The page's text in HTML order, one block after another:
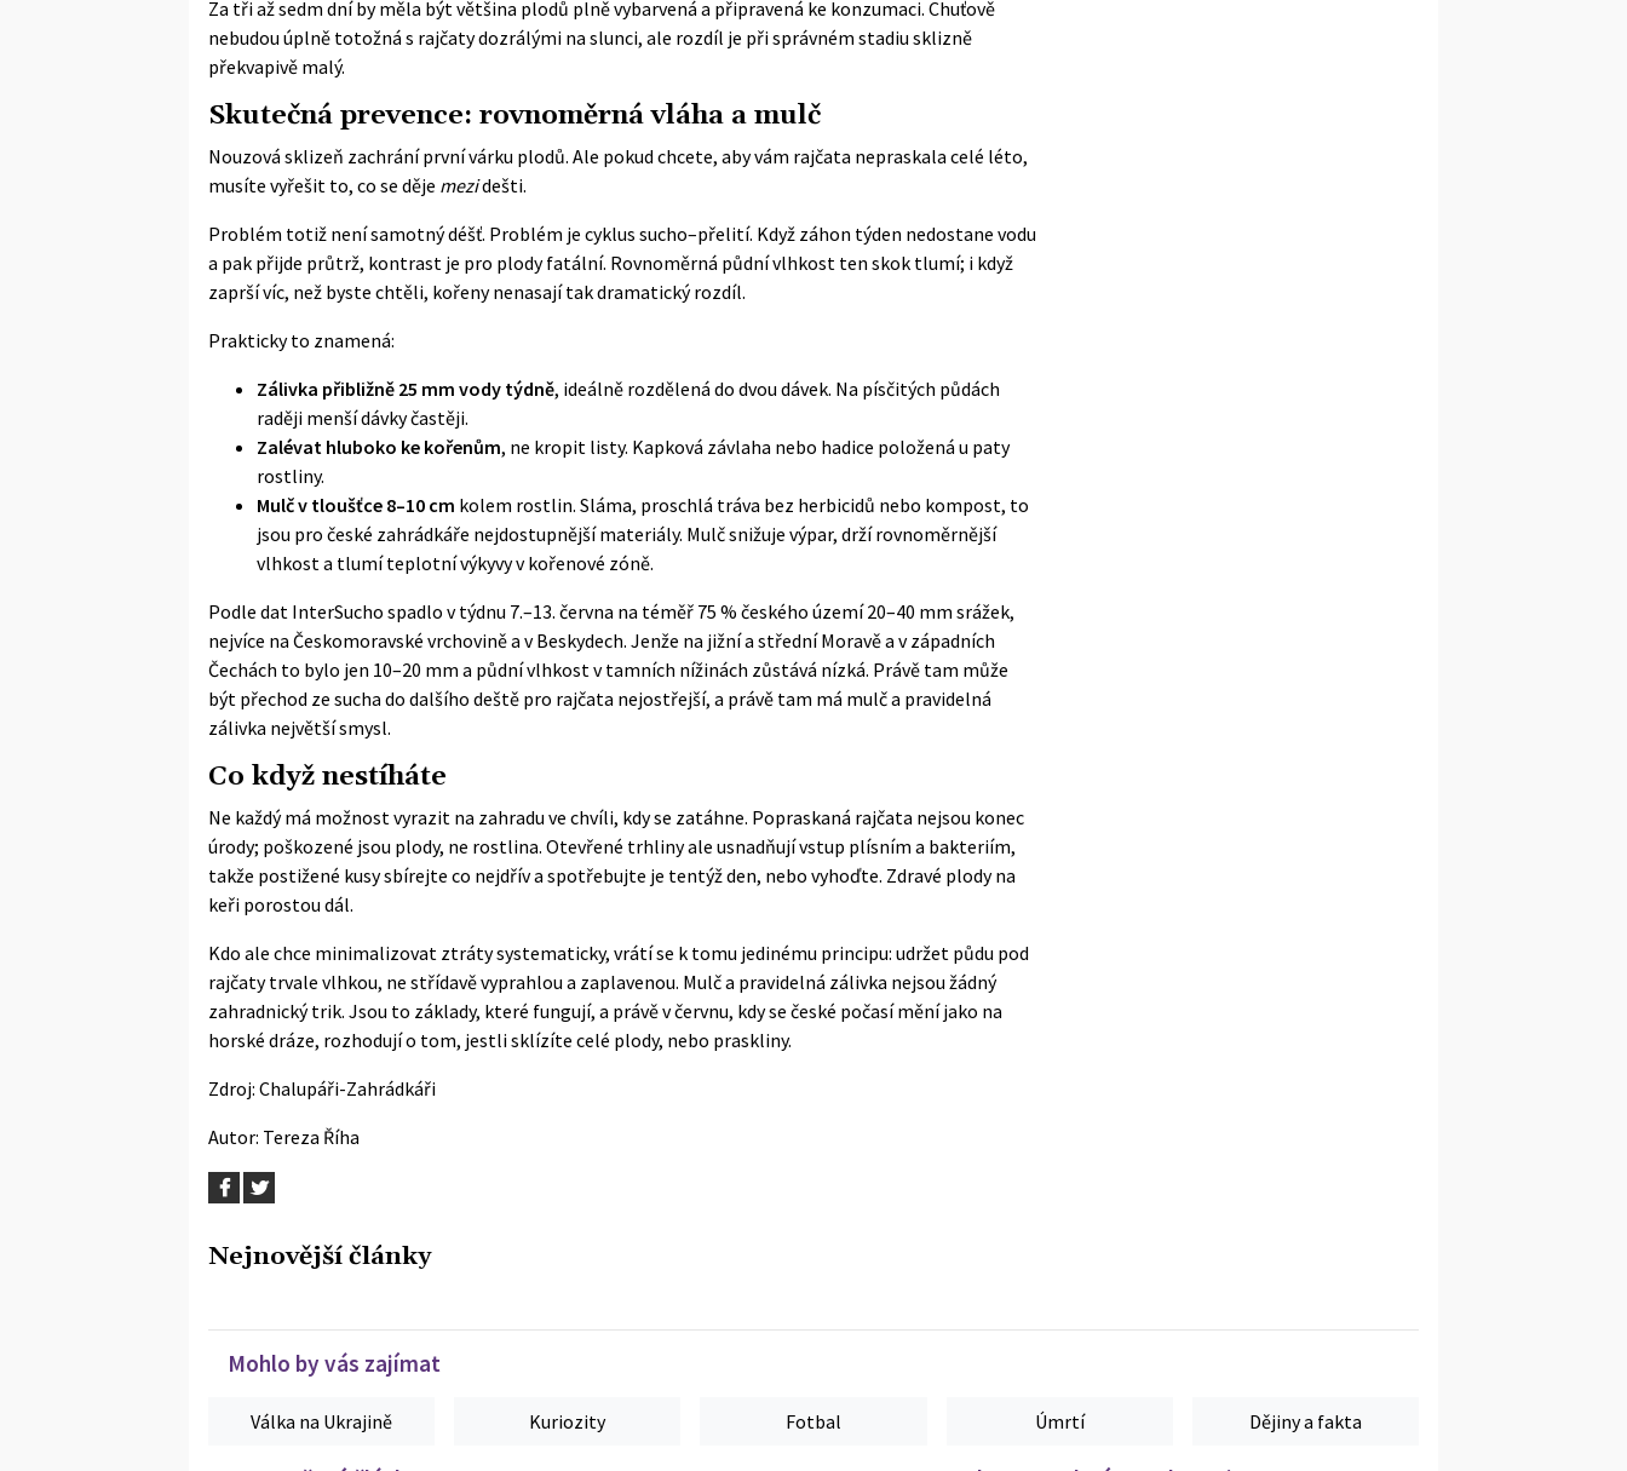
Za tři až sedm dní by měla být většina plodů plně vybarvená a připravená ke konzumaci. Chuťově
nebudou úplně totožná s rajčaty dozrálými na slunci, ale rozdíl je při správném stadiu sklizně
překvapivě malý.
Skutečná prevence: rovnoměrná vláha a mulč
Nouzová sklizeň zachrání první várku plodů. Ale pokud chcete, aby vám rajčata nepraskala celé léto,
musíte vyřešit to, co se děje mezidešti.
Problém totiž není samotný déšť. Problém je cyklus sucho–přelití. Když záhon týden nedostane vodu
a pak přijde průtrž, kontrast je pro plody fatální. Rovnoměrná půdní vlhkost ten skok tlumí; i když
zaprší víc, než byste chtěli, kořeny nenasají tak dramatický rozdíl.
Prakticky to znamená:
Zálivka přibližně 25 mm vody týdně, ideálně rozdělená do dvou dávek. Na písčitých půdách
raději menší dávky častěji.
Zalévat hluboko ke kořenům, ne kropit listy. Kapková závlaha nebo hadice položená u paty
rostliny.
Mulč v tloušťce 8–10 cm kolem rostlin. Sláma, proschlá tráva bez herbicidů nebo kompost, to
jsou pro české zahrádkáře nejdostupnější materiály. Mulč snižuje výpar, drží rovnoměrnější
vlhkost a tlumí teplotní výkyvy v kořenové zóně.
Podle dat InterSucho spadlo v týdnu 7.–13. června na téměř 75 % českého území 20–40 mm srážek,
nejvíce na Českomoravské vrchovině a v Beskydech. Jenže na jižní a střední Moravě a v západních
Čechách to bylo jen 10–20 mm a půdní vlhkost v tamních nížinách zůstává nízká. Právě tam může
být přechod ze sucha do dalšího deště pro rajčata nejostřejší, a právě tam má mulč a pravidelná
zálivka největší smysl.
Co když nestíháte
Ne každý má možnost vyrazit na zahradu ve chvíli, kdy se zatáhne. Popraskaná rajčata nejsou konec
úrody; poškozené jsou plody, ne rostlina. Otevřené trhliny ale usnadňují vstup plísním a bakteriím,
takže postižené kusy sbírejte co nejdřív a spotřebujte je tentýž den, nebo vyhoďte. Zdravé plody na
keři porostou dál.
Kdo ale chce minimalizovat ztráty systematicky, vrátí se k tomu jedinému principu: udržet půdu pod
rajčaty trvale vlhkou, ne střídavě vyprahlou a zaplavenou. Mulč a pravidelná zálivka nejsou žádný
zahradnický trik. Jsou to základy, které fungují, a právě v červnu, kdy se české počasí mění jako na
horské dráze, rozhodují o tom, jestli sklízíte celé plody, nebo praskliny.
Zdroj: Chalupáři-Zahrádkáři
Autor: Tereza Říha
Nejnovější články
Mohlo by vás zajímat
Válka na Ukrajině Kuriozity Fotbal Úmrtí Dějiny a fakta